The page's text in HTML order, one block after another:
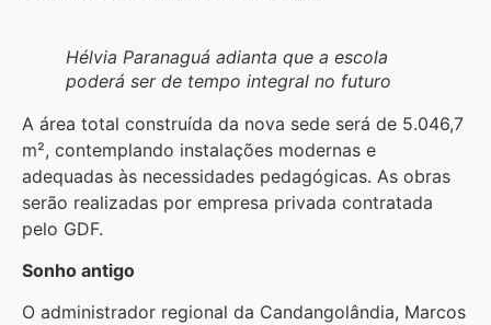
Hélvia Paranaguá adianta que a escola
poderá ser de tempo integral no futuro
A área total construída da nova sede será de 5.046,7
m², contemplando instalações modernas e
adequadas às necessidades pedagógicas. As obras
serão realizadas por empresa privada contratada
pelo GDF.
Sonho antigo
O administrador regional da Candangolândia, Marcos